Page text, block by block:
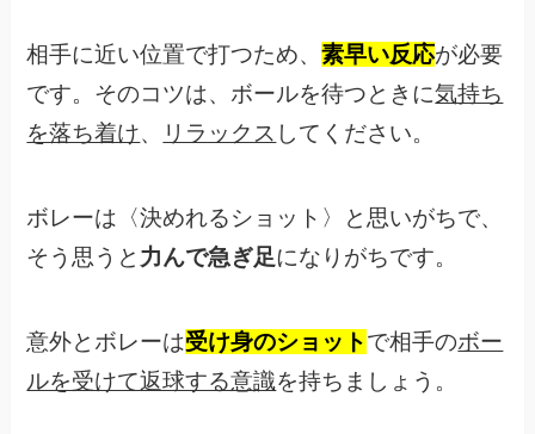
相手に近い位置で打つため、素早い反応が必要
です。そのコツは、ボールを待つときに気持ち
を落ち着け、 リラックス してください。
ボレーは〈決めれるショット〉と思いがちで、
そう思うと 力んで急ぎ足になりがちです。
意外とボレーは受け身のショットで相手のボー
ルを受けて返球する意識を持ちましょう。